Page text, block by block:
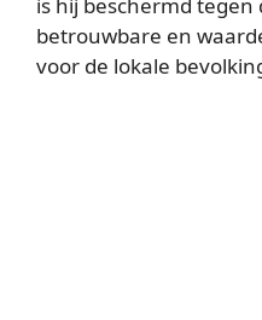
betrouwbare en
voor de lokale